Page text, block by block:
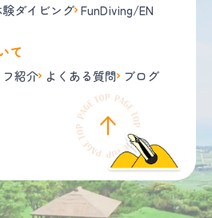
ダイビング FunDiving/EN
て
紹介 よくある質問 ブログ